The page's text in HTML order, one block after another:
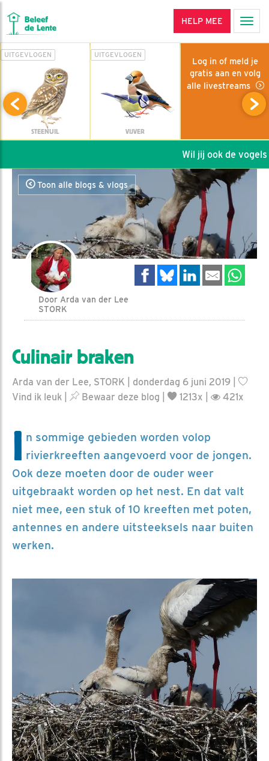
HELP MEE
UITGEVLOGEN
STEENUIL
UITGEVLOGEN
VIJVER
Log in of meld je
gratis aan en volg
alle livestreams
Wil jij ook de vogels
Toon alle blogs & vlogs
Door Arda van der Lee
STORK
Culinair braken
Arda van der Lee, STORK | donderdag 6 juni 2019 |
Vind ik leuk
Bewaar deze blog 1213x | 421x
I n sommige gebieden worden volop
rivierkreeften aangevoerd voor de jongen.
Ook deze moeten door de ouder weer
uitgebraakt worden op het nest. En dat valt
niet mee, een stuk of 10 kreeften met poten,
antennes en andere uitsteeksels naar buiten
werken.